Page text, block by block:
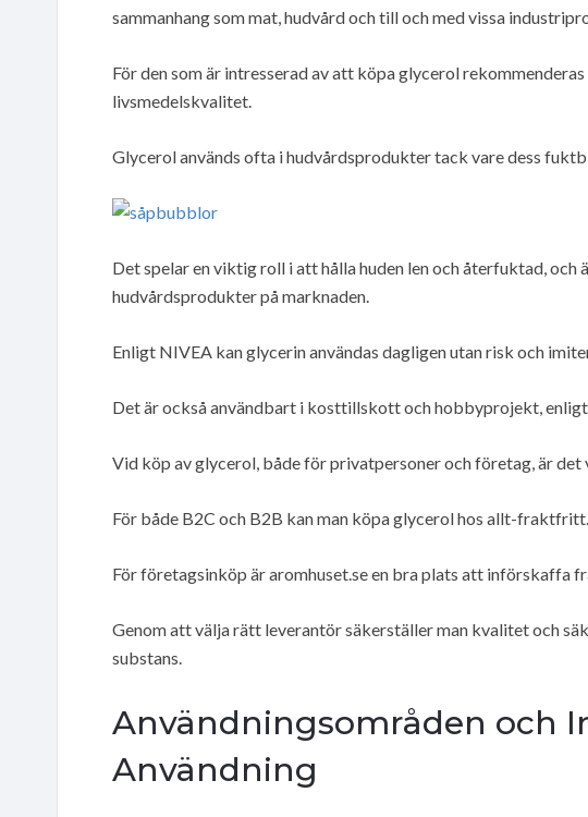
sammanhang som mat, hudvård och till och med vissa
För den som är intresserad av att köpa glycerol
livsmedelskvalitet.
Glycerol används ofta i hudvårdsprodukter tack vare dess
Det spelar en viktig roll i att hålla huden len och återfuktad, och
hudvårdsprodukter på marknaden.
Enligt NIVEA kan glycerin användas dagligen utan risk och
Det är också användbart i kosttillskott och hobbyprojekt,
Vid köp av glycerol, både för privatpersoner och företag, är
För både B2C och B2B kan man köpa glycerol hos allt-
För företagsinköp är aromhuset.se en bra plats att införskaffa
Genom att välja rätt leverantör säkerställer man kvalitet och
substans.
Användningsområden och
Användning